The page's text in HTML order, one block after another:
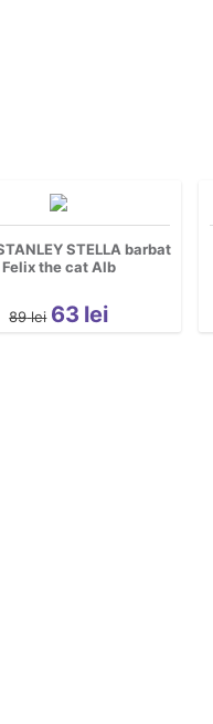
STELLA barbat
Felix the cat Alb
89 lei 63 lei